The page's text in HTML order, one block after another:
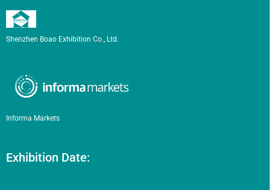
Shenzhen Boao Exhibition Co., Ltd.
Informa Markets
Exhibition Date: